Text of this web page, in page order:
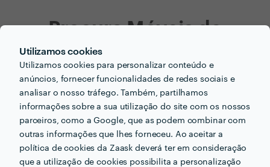
Utilizamos cookies
Utilizamos cookies para personalizar conteúdo e
anúncios, fornecer funcionalidades de redes sociais e
analisar o nosso tráfego. Também, partilhamos
informações sobre a sua utilização do site com os nossos
parceiros, como a Google, que as podem combinar com
outras informações que lhes forneceu. Ao aceitar a
política de cookies da Zaask deverá ter em consideração
que a utilização de cookies possibilita a personalização
Procura Móveis de
Cozinha para o seu
próximo projecto?
Agora que tem uma ideia dos preços vamos encontar
o profissional certo para si!